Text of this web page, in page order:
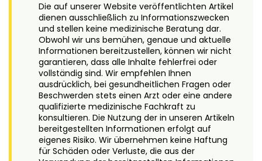
Die auf unserer Website veröffentlichten Artikel
dienen ausschließlich zu Informationszwecken
und stellen keine medizinische Beratung dar.
Obwohl wir uns bemühen, genaue und aktuelle
Informationen bereitzustellen, können wir nicht
garantieren, dass alle Inhalte fehlerfrei oder
vollständig sind. Wir empfehlen Ihnen
ausdrücklich, bei gesundheitlichen Fragen oder
Beschwerden stets einen Arzt oder eine andere
qualifizierte medizinische Fachkraft zu
konsultieren. Die Nutzung der in unseren Artikeln
bereitgestellten Informationen erfolgt auf
eigenes Risiko. Wir übernehmen keine Haftung
für Schäden oder Verluste, die aus der